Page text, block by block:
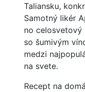
Taliansku,
Samotný likér
no
so šumivým
medzi
na svete.
Recept na